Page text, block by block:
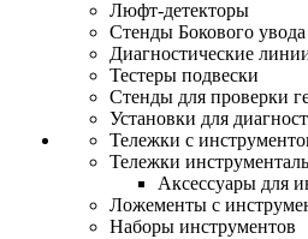
Люфт-детекторы
Стенды Бокового увода
Диагностические
Тестеры подвески
Стенды для проверки
Установки для
Тележки с
Тележки
Аксессуары для
Ложементы с
Наборы инструментов